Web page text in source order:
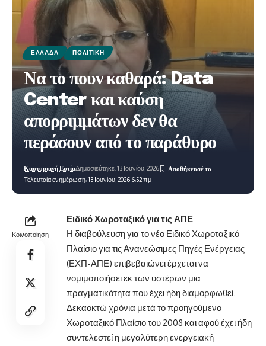
ΕΛΛΆΔΑ ΠΟΛΙΤΙΚΉ
Να το πουν καθαρά: Data
Center και καύση
απορριμμάτων δεν θα
περάσουν από το παράθυρο
Τελευταία ενημέρωση: 13 Ιουνίου, 2026 6:52 πμ
Καστοριανή ΕστίαΔημοσιεύτηκε: 13 Ιουνίου, 2026
Κοινοποίηση
Ειδικό Χωροταξικό για τις ΑΠΕ
Η διαβούλευση για το νέο Ειδικό Χωροταξικό
Πλαίσιο για τις Ανανεώσιμες Πηγές Ενέργειας
(ΕΧΠ-ΑΠΕ) επιβεβαιώνει έρχεται να
νομιμοποιήσει εκ των υστέρων μια
πραγματικότητα που έχει ήδη διαμορφωθεί.
Δεκαοκτώ χρόνια μετά το προηγούμενο
Χωροταξικό Πλαίσιο του 2008 και αφού έχει ήδη
συντελεστεί η μεγαλύτερη ενεργειακή